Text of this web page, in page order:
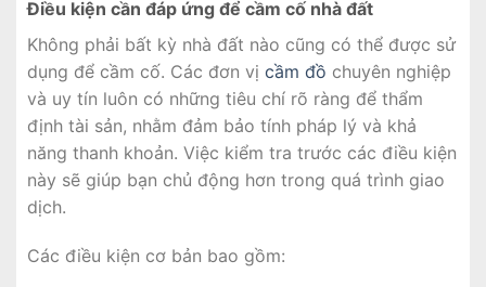
Điều kiện cần đáp ứng để cầm cố nhà đất
Không phải bất kỳ nhà đất nào cũng có thể được sử
dụng để cầm cố. Các đơn vị cầm đồ chuyên nghiệp
và uy tín luôn có những tiêu chí rõ ràng để thẩm
định tài sản, nhằm đảm bảo tính pháp lý và khả
năng thanh khoản. Việc kiểm tra trước các điều kiện
này sẽ giúp bạn chủ động hơn trong quá trình giao
dịch.
Các điều kiện cơ bản bao gồm: